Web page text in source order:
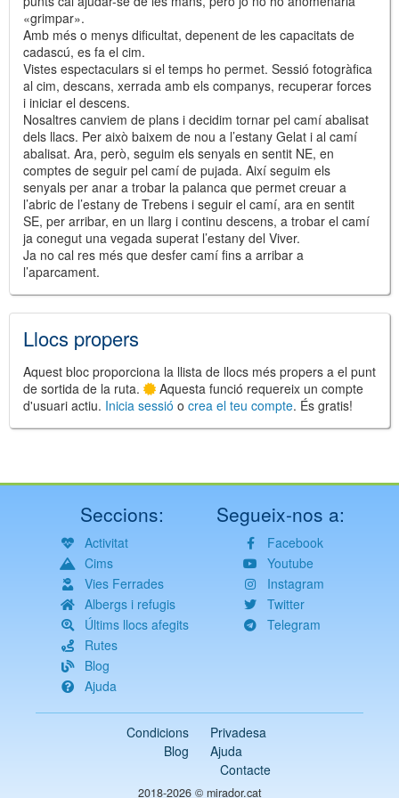
«grimpar».
Amb més o menys dificultat, depenent de les capacitats de
cadascú, es fa el cim.
Vistes espectaculars si el temps ho permet. Sessió fotogràfica
al cim, descans, xerrada amb els companys, recuperar forces
i iniciar el descens.
Nosaltres canviem de plans i decidim tornar pel camí abalisat
dels llacs. Per això baixem de nou a l’estany Gelat i al camí
abalisat. Ara, però, seguim els senyals en sentit NE, en
comptes de seguir pel camí de pujada. Així seguim els
senyals per anar a trobar la palanca que permet creuar a
l’abric de l’estany de Trebens i seguir el camí, ara en sentit
SE, per arribar, en un llarg i continu descens, a trobar el camí
ja conegut una vegada superat l’estany del Viver.
Ja no cal res més que desfer camí fins a arribar a
l’aparcament.
Llocs propers
Aquest bloc proporciona la llista de llocs més propers a el punt
de sortida de la ruta.
Aquesta funció requereix un compte
d'usuari actiu. Inicia sessió o crea el teu compte. És gratis!
Seccions:
Activitat
Cims
Vies Ferrades
Albergs i refugis
Últims llocs afegits
Rutes
Blog
Ajuda
Segueix-nos a:
Facebook
Youtube
Instagram
Twitter
Telegram
Condicions
Privadesa
Blog
Ajuda
Contacte
2018-2026 © mirador.cat